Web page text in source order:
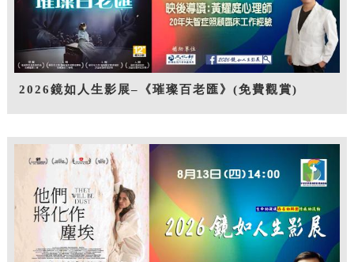
2026鏡如人生影展–《璀璨百老匯》(免費觀賞)